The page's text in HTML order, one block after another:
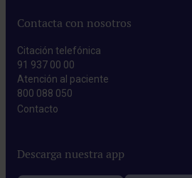
Contacta con nosotros
Citación telefónica
91 937 00 00
Atención al paciente
800 088 050
Contacto​
Descarga nuestra app